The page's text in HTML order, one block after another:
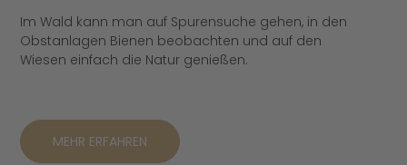
Im Wald kann man auf Spurensuche gehen, in den
Obstanlagen Bienen beobachten und auf den
Wiesen einfach die Natur genießen.
MEHR ERFAHREN